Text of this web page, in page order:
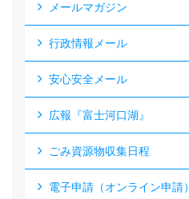
メールマガジン
行政情報メール
安心安全メール
広報『富士河口湖』
ごみ資源物収集日程
電子申請（オンライン申請）